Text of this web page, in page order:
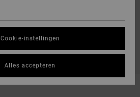
Cookie-instellingen
Alles accepteren